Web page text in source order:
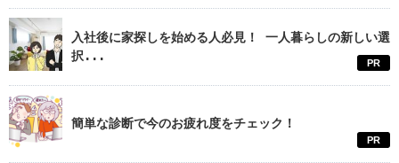
入社後に家探しを始める人必見！ 一人暮らしの新しい選
択...
PR
簡単な診断で今のお疲れ度をチェック！
PR